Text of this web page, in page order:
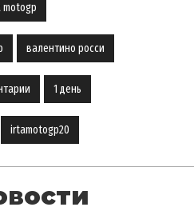
motogp
валентино росси
1 день
irtamotogp20